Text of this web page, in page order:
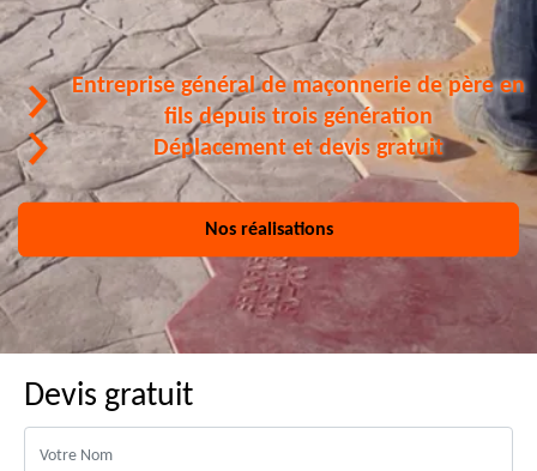
Entreprise général de maçonnerie de père en
fils depuis trois génération
Déplacement et devis gratuit
Nos réalisations
Devis gratuit